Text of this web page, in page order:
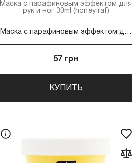
Маска с парафиновым эффектом для
рук и ног 30ml (honey raf)
Маска с парафиновым эффектом для рук и ног 30ml (honey raf)
57 грн
КУПИТЬ